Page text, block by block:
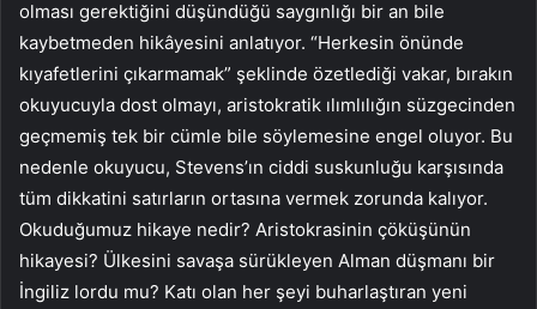
olması gerektiğini düşündüğü saygınlığı bir an bile
kaybetmeden hikâyesini anlatıyor. “Herkesin önünde
kıyafetlerini çıkarmamak” şeklinde özetlediği vakar, bırakın
okuyucuyla dost olmayı, aristokratik ılımlılığın süzgecinden
geçmemiş tek bir cümle bile söylemesine engel oluyor. Bu
nedenle okuyucu, Stevens’ın ciddi suskunluğu karşısında
tüm dikkatini satırların ortasına vermek zorunda kalıyor.
Okuduğumuz hikaye nedir? Aristokrasinin çöküşünün
hikayesi? Ülkesini savaşa sürükleyen Alman düşmanı bir
İngiliz lordu mu? Katı olan her şeyi buharlaştıran yeni